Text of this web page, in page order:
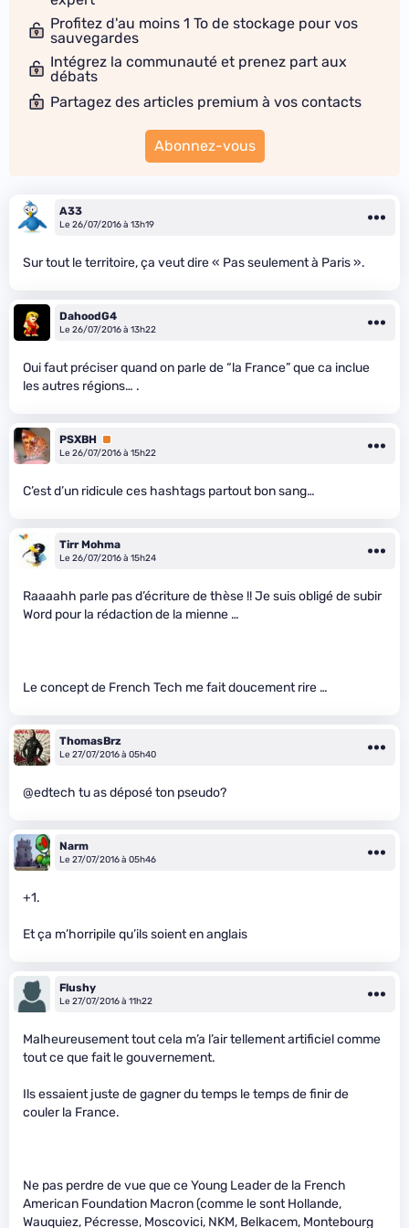
Profitez d'au moins 1 To de stockage pour vos
sauvegardes
Intégrez la communauté et prenez part aux
débats
Partagez des articles premium à vos contacts
Abonnez-vous
A33
Le 26/07/2016 à 13h19
Sur tout le territoire, ça veut dire « Pas seulement à Paris ».
DahoodG4
Le 26/07/2016 à 13h22
Oui faut préciser quand on parle de “la France” que ca inclue
les autres régions… .
PSXBH
Premium
Le 26/07/2016 à 15h22
C’est d’un ridicule ces hashtags partout bon sang…
Tirr Mohma
Le 26/07/2016 à 15h24
Raaaahh parle pas d’écriture de thèse !! Je suis obligé de subir
Word pour la rédaction de la mienne …
Le concept de French Tech me fait doucement rire …
ThomasBrz
Le 27/07/2016 à 05h40
@edtech tu as déposé ton pseudo?
Narm
Le 27/07/2016 à 05h46
+1.
Et ça m’horripile qu’ils soient en anglais
Flushy
Le 27/07/2016 à 11h22
Malheureusement tout cela m’a l’air tellement artificiel comme
tout ce que fait le gouvernement.
Ils essaient juste de gagner du temps le temps de finir de
couler la France.
Ne pas perdre de vue que ce Young Leader de la French
American Foundation Macron (comme le sont Hollande,
Wauquiez, Pécresse, Moscovici, NKM, Belkacem, Montebourg